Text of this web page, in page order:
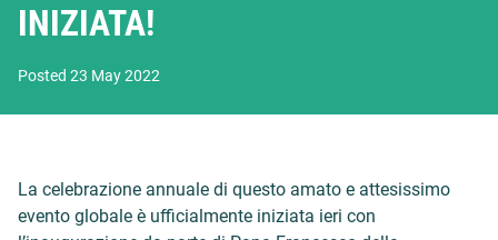
INIZIATA!
Posted 23 May 2022
La celebrazione annuale di questo amato e attesissimo
evento globale è ufficialmente iniziata ieri con